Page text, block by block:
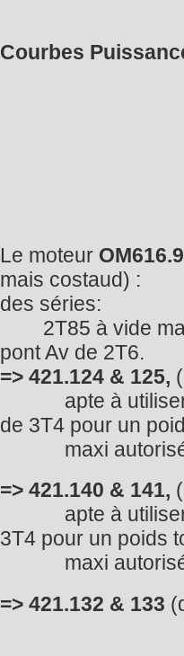
Courbes
Le moteur
mais costaud) :
des séries:
2T85 à vide
pont Av de 2T6.
=> 421.124 & 125,
apte à utiliser
de 3T4 pour un
maxi
=> 421.140 & 141,
apte à utiliser
3T4 pour un poids
maxi
=> 421.132 & 133